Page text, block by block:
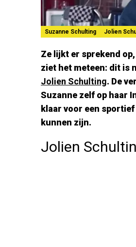
Suzanne Schulting Jolien
Ze lijkt er sprekend
ziet het meteen: dit is
Jolien Schulting. De
Suzanne zelf op haar
klaar voor een
kunnen zijn.
Jolien